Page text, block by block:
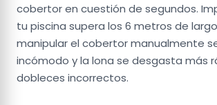
cobertor en cuestión de segundos.
tu piscina supera los 6 metros de
manipular el cobertor manualmente
incómodo y la lona se desgasta más
dobleces incorrectos.